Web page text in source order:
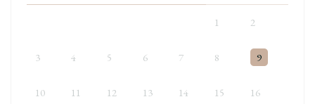
1 2
3 4 5 6 7 8 9
10 11 12 13 14 15 16